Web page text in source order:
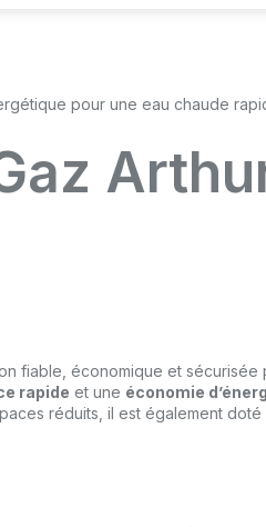
fiable, économique et
rapide et une économie
réduits, il est également doté